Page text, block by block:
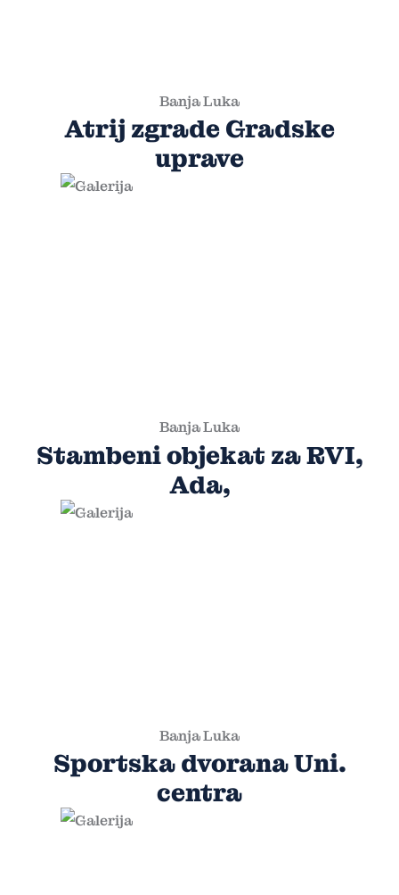
Banja Luka
Atrij zgrade Gradske
uprave
Banja Luka
Stambeni objekat za RVI,
Ada,
Banja Luka
Sportska dvorana Uni.
centra